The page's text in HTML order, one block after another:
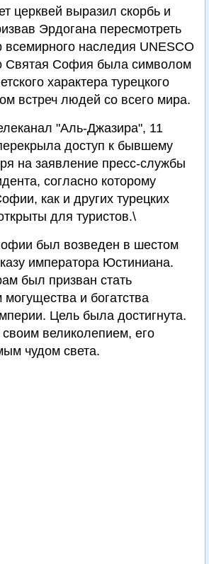
церквей выразил скорбь и
Эрдогана пересмотреть
наследия UNESCO
Святая София была символом
характера турецкого
встреч людей со всего мира.
"Аль-Джазира", 11
доступ к бывшему
на заявление пресс-службы
согласно которому
как и других турецких
для туристов.\
был возведен в шестом
императора Юстиниана.
был призван стать
могущества и богатства
Цель была достигнута.
великолепием, его
чудом света.